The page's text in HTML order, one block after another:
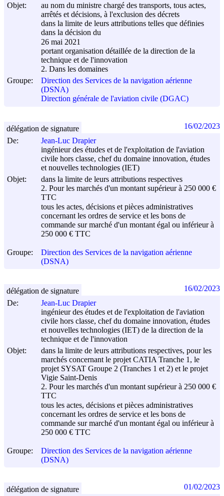
Objet:
au nom du ministre chargé des transports, tous actes,
arrêtés et décisions, à l'exclusion des décrets
dans la limite de leurs attributions telles que définies
dans la décision du
26 mai 2021
portant organisation détaillée de la direction de la
technique et de l'innovation
2. Dans les domaines
Groupe:
Direction des Services de la navigation aérienne
(DSNA)
Direction générale de l'aviation civile (DGAC)
De:
Jean-Luc Drapier
ingénieur des études et de l'exploitation de l'aviation
civile hors classe, chef du domaine innovation, études
et nouvelles technologies (IET)
Objet:
dans la limite de leurs attributions respectives
2. Pour les marchés d'un montant supérieur à 250 000 €
TTC
tous les actes, décisions et pièces administratives
concernant les ordres de service et les bons de
commande sur marché d'un montant égal ou inférieur à
250 000 € TTC
Groupe:
Direction des Services de la navigation aérienne
(DSNA)
délégation de signature 16/02/2023
De:
Jean-Luc Drapier
ingénieur des études et de l'exploitation de l'aviation
civile hors classe, chef du domaine innovation, études
et nouvelles technologies (IET) de la direction de la
technique et de l'innovation
Objet:
dans la limite de leurs attributions respectives, pour les
marchés concernant le projet CATIA Tranche 1, le
projet SYSAT Groupe 2 (Tranches 1 et 2) et le projet
Vigie Saint-Denis
2. Pour les marchés d'un montant supérieur à 250 000 €
TTC
tous les actes, décisions et pièces administratives
concernant les ordres de service et les bons de
commande sur marché d'un montant égal ou inférieur à
250 000 € TTC
Groupe:
Direction des Services de la navigation aérienne
(DSNA)
délégation de signature 16/02/2023
délégation de signature 01/02/2023